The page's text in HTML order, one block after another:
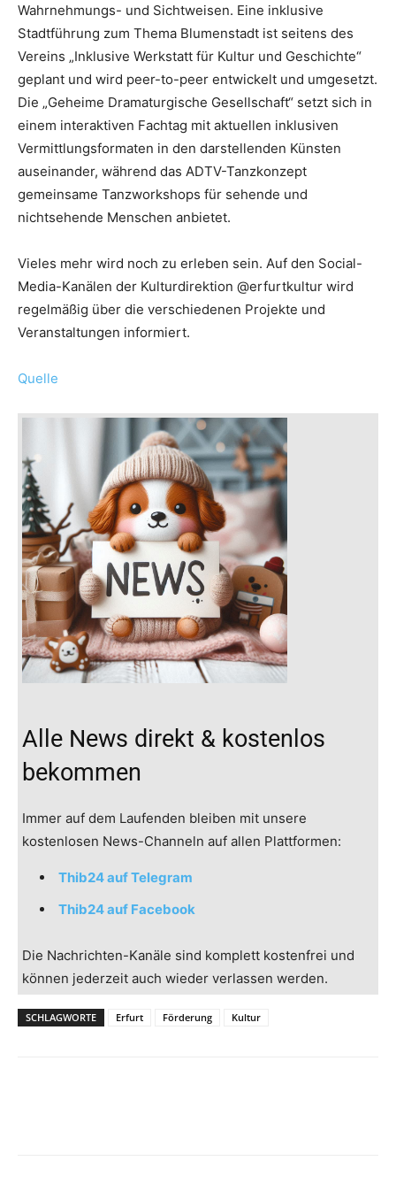
Wahrnehmungs- und Sichtweisen. Eine inklusive
Stadtführung zum Thema Blumenstadt ist seitens des
Vereins „Inklusive Werkstatt für Kultur und Geschichte“
geplant und wird peer-to-peer entwickelt und umgesetzt.
Die „Geheime Dramaturgische Gesellschaft“ setzt sich in
einem interaktiven Fachtag mit aktuellen inklusiven
Vermittlungsformaten in den darstellenden Künsten
auseinander, während das ADTV-Tanzkonzept
gemeinsame Tanzworkshops für sehende und
nichtsehende Menschen anbietet.
Vieles mehr wird noch zu erleben sein. Auf den Social-
Media-Kanälen der Kulturdirektion @erfurtkultur wird
regelmäßig über die verschiedenen Projekte und
Veranstaltungen informiert.
Quelle
Alle News direkt & kostenlos
bekommen
Immer auf dem Laufenden bleiben mit unsere
kostenlosen News-Channeln auf allen Plattformen:
Thib24 auf Telegram
Thib24 auf Facebook
Die Nachrichten-Kanäle sind komplett kostenfrei und
können jederzeit auch wieder verlassen werden.
SCHLAGWORTE Erfurt Förderung Kultur